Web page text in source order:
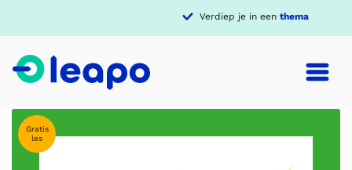
Verdiep je in eenthema
Gratis
les